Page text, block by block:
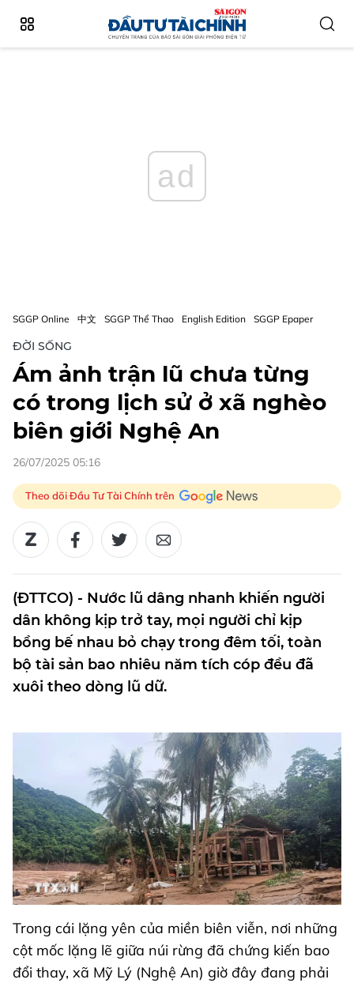
ad
SGGP Online 中文 SGGP Thể Thao English Edition SGGP Epaper
ĐỜI SỐNG
Ám ảnh trận lũ chưa từng
có trong lịch sử ở xã nghèo
biên giới Nghệ An
26/07/2025 05:16
Theo dõi Đầu Tư Tài Chính trên
(ĐTTCO) - Nước lũ dâng nhanh khiến người
dân không kịp trở tay, mọi người chỉ kịp
bồng bế nhau bỏ chạy trong đêm tối, toàn
bộ tài sản bao nhiêu năm tích cóp đều đã
xuôi theo dòng lũ dữ.
Trong cái lặng yên của miền biên viễn, nơi những
cột mốc lặng lẽ giữa núi rừng đã chứng kiến bao
đổi thay, xã Mỹ Lý (Nghệ An) giờ đây đang phải